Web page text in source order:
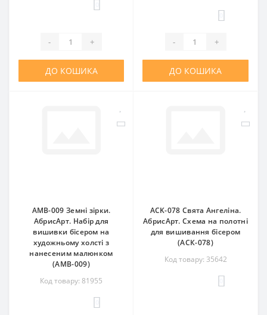
- +
ДО КОШИКА
- +
ДО КОШИКА
AMB-009 Земні зірки.
АбрисАрт. Набір для
вишивки бісером на
художньому холсті з
нанесеним малюнком
(АМВ-009)
Код товару: 81955
ACK-078 Свята Ангеліна.
АбрисАрт. Схема на полотні
для вишивання бісером
(АСК-078)
Код товару: 35642